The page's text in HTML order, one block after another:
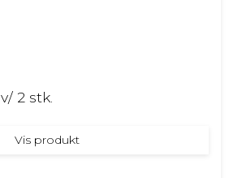
v/ 2 stk.
Vis produkt